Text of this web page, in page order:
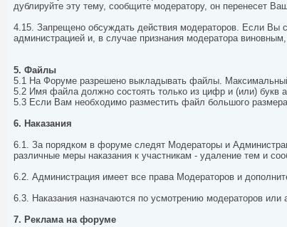
дублируйте эту тему, сообщите модератору, он перенесет
4.15. Запрещено обсуждать действия модераторов. Если Вы
администрацией и, в случае признания модератора
5. Файлы
5.1 На Форуме разрешено выкладывать файлы.
5.2 Имя файла должно состоять только из цифр и (или) букв
5.3 Если Вам необходимо разместить файл большого
6. Наказания
6.1. За порядком в форуме следят Модераторы и
различные меры наказания к участникам - удаление тем и
6.2. Администрация имеет все права Модераторов и
6.3. Наказания назначаются по усмотрению модераторов
7. Реклама на форуме